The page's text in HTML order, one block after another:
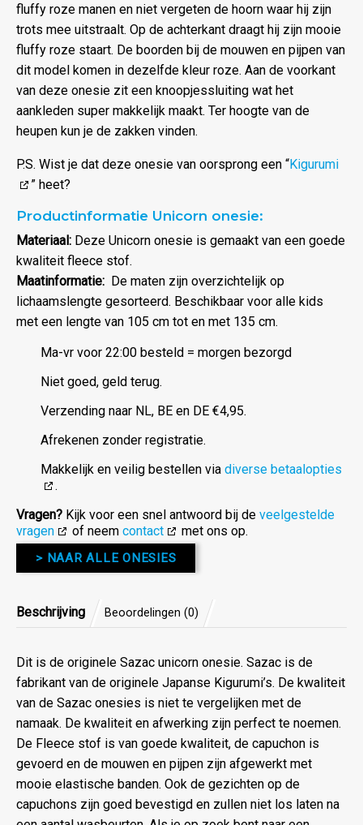
fluffy roze manen en niet vergeten de hoorn waar hij zijn
trots mee uitstraalt. Op de achterkant draagt hij zijn mooie
fluffy roze staart. De boorden bij de mouwen en pijpen van
dit model komen in dezelfde kleur roze. Aan de voorkant
van deze onesie zit een knoopjessluiting wat het
aankleden super makkelijk maakt. Ter hoogte van de
heupen kun je de zakken vinden.
P.S. Wist je dat deze onesie van oorsprong een “Kigurumi
” heet?
Productinformatie Unicorn onesie:
Materiaal: Deze Unicorn onesie is gemaakt van een goede
kwaliteit fleece stof.
Maatinformatie: De maten zijn overzichtelijk op
lichaamslengte gesorteerd. Beschikbaar voor alle kids
met een lengte van 105 cm tot en met 135 cm.
Ma-vr voor 22:00 besteld = morgen bezorgd
Niet goed, geld terug.
Verzending naar NL, BE en DE €4,95.
Afrekenen zonder registratie.
Makkelijk en veilig bestellen via diverse betaalopties
.
Vragen? Kijk voor een snel antwoord bij de veelgestelde
vragen
of neem contact met ons op.
> NAAR ALLE ONESIES
Beschrijving Beoordelingen (0)
Dit is de originele Sazac unicorn onesie. Sazac is de
fabrikant van de originele Japanse Kigurumi’s. De kwaliteit
van de Sazac onesies is niet te vergelijken met de
namaak. De kwaliteit en afwerking zijn perfect te noemen.
De Fleece stof is van goede kwaliteit, de capuchon is
gevoerd en de mouwen en pijpen zijn afgewerkt met
mooie elastische banden. Ook de gezichten op de
capuchons zijn goed bevestigd en zullen niet los laten na